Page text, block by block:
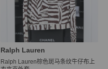
Ralph Lauren
Ralph Lauren棕色斑马条纹牛仔布上